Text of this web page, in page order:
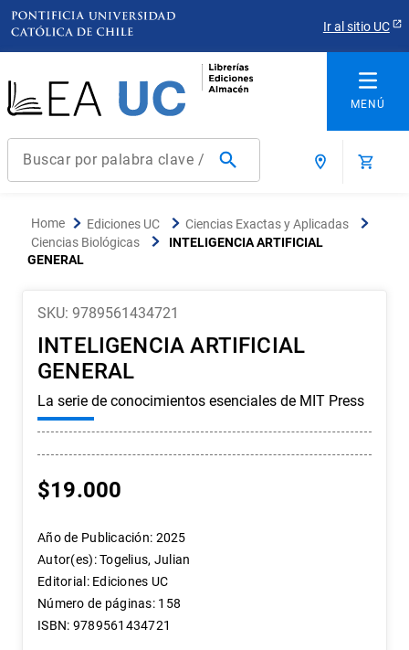
Ir al sitio UC
Buscar por palabra clave / título / autor / producto / ISBN
. derecho
2. educacion
ediciones uc
historia república chile
historia
psicología
Ediciones UC
Ciencias Exactas y Aplicadas
Ciencias Biológicas
INTELIGENCIA ARTIFICIAL
GENERAL
SKU: 9789561434721
INTELIGENCIA ARTIFICIAL
GENERAL
La serie de conocimientos esenciales de MIT Press
$19.000
Año de Publicación: 2025
Autor(es):Togelius, Julian
Editorial: Ediciones UC
Número de páginas: 158
ISBN: 9789561434721